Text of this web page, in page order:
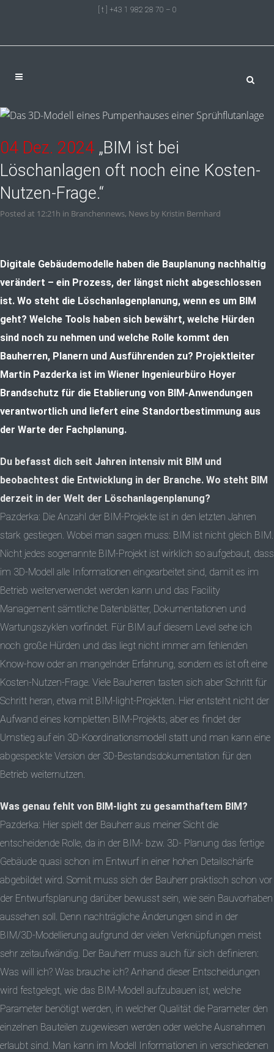
[ t ] +43 1 982 28 70 – 0
04 Dez. 2024 „BIM ist bei
Löschanlagen oft noch eine Kosten-
Nutzen-Frage.“
Posted at 12:21h in Branchennews, News by Kristin Bernhard
Digitale Gebäudemodelle haben die Bauplanung nachhaltig
verändert – ein Prozess, der längst nicht abgeschlossen
ist. Wo steht die Löschanlagenplanung, wenn es um BIM
geht? Welche Tools haben sich bewährt, welche Hürden
sind noch zu nehmen und welche Rolle kommt den
Bauherren, Planern und Ausführenden zu? Projektleiter
Martin Pazderka ist im Wiener Ingenieurbüro Hoyer
Brandschutz für die Etablierung von BIM-Anwendungen
verantwortlich und liefert eine Standortbestimmung aus
der Warte der Fachplanung.
Du befasst dich seit Jahren intensiv mit BIM und
beobachtest die Entwicklung in der Branche. Wo steht BIM
derzeit in der Welt der Löschanlagenplanung?
Pazderka: Die Anzahl der BIM-Projekte ist in den letzten Jahren
stark gestiegen. Wobei man sagen muss: BIM ist nicht gleich BIM.
Nicht jedes sogenannte BIM-Projekt ist wirklich so aufgebaut, dass
im 3D-Modell alle Informationen eingearbeitet sind, damit es im
Betrieb weiterverwendet werden kann und das Facility
Management sämtliche Datenblätter, Dokumentationen und
Wartungszyklen vorfindet. Für BIM auf diesem Level sehe ich
noch große Hürden und das liegt nicht immer am fehlenden
Know-how oder an mangelnder Erfahrung, sondern es ist oft eine
Kosten-Nutzen-Frage. Viele Bauherren tasten sich aber Schritt für
Schritt heran, etwa mit BIM-light-Projekten. Hier entsteht nicht der
Aufwand eines kompletten BIM-Projekts, aber es findet der
Umstieg auf ein 3D-Koordinationsmodell statt und man kann eine
abgespeckte Version der 3D-Bestandsdokumentation für den
Betrieb weiternutzen.
Was genau fehlt von BIM-light zu gesamthaftem BIM?
Pazderka: Hier spielt der Bauherr aus meiner Sicht die
entscheidende Rolle, da in der BIM- bzw. 3D- Planung das fertige
Gebäude quasi schon im Entwurf in einer hohen Detailschärfe
abgebildet wird. Somit muss sich der Bauherr praktisch schon vor
der Entwurfsplanung darüber bewusst sein, wie sein Bauvorhaben
aussehen soll. Denn nachträgliche Änderungen sind in der
BIM/3D-Modellierung aufgrund der vielen Verknüpfungen meist
sehr zeitaufwändig. Der Bauherr muss auch für sich definieren:
Was will ich? Was brauche ich? Anhand dieser Entscheidungen
wird festgelegt, wie das BIM-Modell aufzubauen ist, welche
Parameter benötigt werden, in welcher Qualität die Parameter den
einzelnen Bauteilen zugewiesen werden oder welche Ausnahmen
erlaubt sind. Man kann im Modell Informationen in verschiedenen